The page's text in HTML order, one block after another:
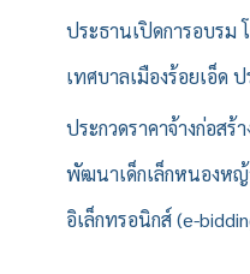
ประธานเปิดการอบรม
เทศบาลเมืองร้อยเอ็ด
ประกวดราคาจ้างก่อสร้
พัฒนาเด็กเล็กหนองหญ้
อิเล็กทรอนิกส์ (e-